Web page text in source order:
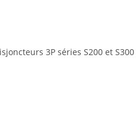
3P séries S200 et